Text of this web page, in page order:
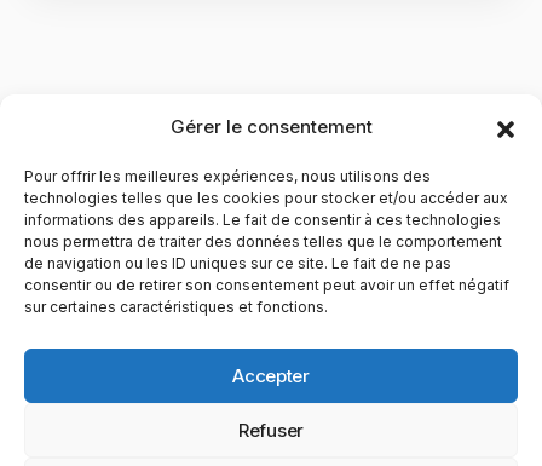
Gérer le consentement
Pour offrir les meilleures expériences, nous utilisons des
technologies telles que les cookies pour stocker et/ou accéder aux
informations des appareils. Le fait de consentir à ces technologies
nous permettra de traiter des données telles que le comportement
de navigation ou les ID uniques sur ce site. Le fait de ne pas
consentir ou de retirer son consentement peut avoir un effet négatif
sur certaines caractéristiques et fonctions.
Accepter
Refuser
YubiGeek est un média français dédié aux nouvelles
technologies, à la culture geek et au numérique. Fondé par
du web, du gaming et de la science, avec une approche